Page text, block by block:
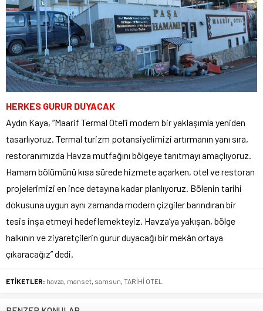
HERKES GURUR DUYACAK
Aydın Kaya, “Maarif Termal Otel’i modern bir yaklaşımla yeniden
tasarlıyoruz. Termal turizm potansiyelimizi artırmanın yanı sıra,
restoranımızda Havza mutfağını bölgeye tanıtmayı amaçlıyoruz.
Hamam bölümünü kısa sürede hizmete açarken, otel ve restoran
projelerimizi en ince detayına kadar planlıyoruz. Bölenin tarihi
dokusuna uygun aynı zamanda modern çizgiler barındıran bir
tesis inşa etmeyi hedeflemekteyiz. Havza’ya yakışan, bölge
halkının ve ziyaretçilerin gurur duyacağı bir mekân ortaya
çıkaracağız” dedi.
ETİKETLER: havza, manset, samsun, TARİHİ OTEL